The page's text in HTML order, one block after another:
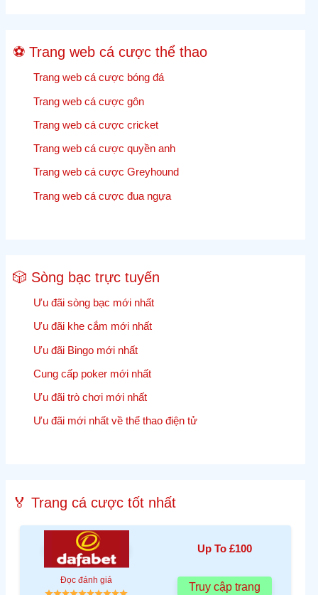
trực
tiếp
⚽ Trang web cá cược thể thao
Trang web cá cược bóng đá
Trang web cá cược gôn
Trang web cá cược cricket
Trang web cá cược quyền anh
Trang web cá cược Greyhound
Trang web cá cược đua ngựa
🎲 Sòng bạc trực tuyến
Ưu đãi sòng bạc mới nhất
Ưu đãi khe cắm mới nhất
Ưu đãi Bingo mới nhất
Cung cấp poker mới nhất
Ưu đãi trò chơi mới nhất
Ưu đãi mới nhất về thể thao điện tử
🏅 Trang cá cược tốt nhất
Up To £100
Đọc đánh giá
Truy cập trang